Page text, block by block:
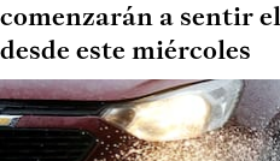
comenzarán a sentir
desde este miércoles